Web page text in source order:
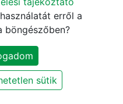
ÚJ
erről a
böngészőben?
sütik